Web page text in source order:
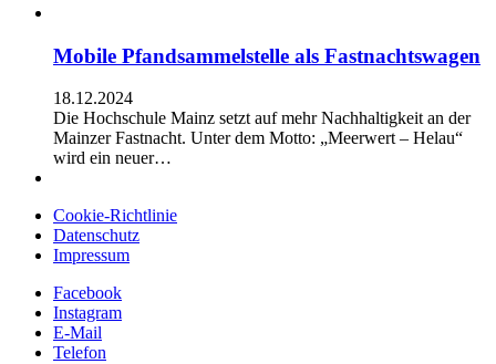
Mobile Pfandsammelstelle als Fastnachtswagen
18.12.2024
Die Hochschule Mainz setzt auf mehr Nachhaltigkeit an der
Mainzer Fastnacht. Unter dem Motto: „Meerwert – Helau“
wird ein neuer…
Cookie-Richtlinie
Datenschutz
Impressum
Facebook
Instagram
E-Mail
Telefon